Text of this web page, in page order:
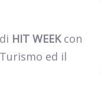
HIT WEEK con
ed il